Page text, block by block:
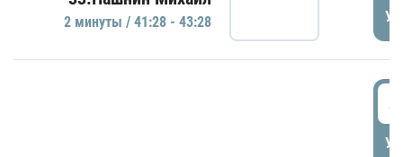
2 минуты / 41:28 - 43:28